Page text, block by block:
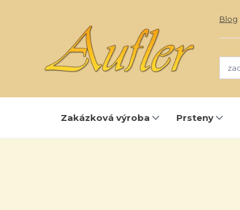
Blog
Zakázková výroba Prsteny